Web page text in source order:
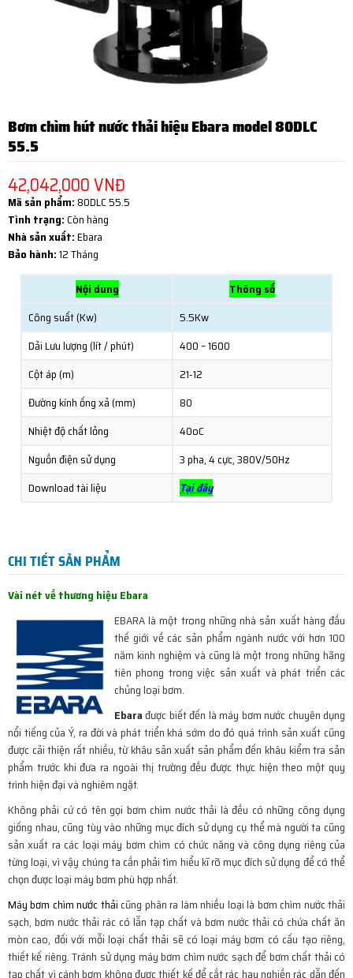
Bơm chìm hút nước thải hiệu Ebara model 80DLC
55.5
42,042,000 VNĐ
Mã sản phẩm:80DLC 55.5
Tình trạng:Còn hàng
Nhà sản xuất:Ebara
Bảo hành:12 Tháng
Nội dung
Thông số
Công suất (Kw)
5.5Kw
Dải Lưu lượng (lít / phút)
400 – 1600
Cột áp (m)
21-12
Đường kính ống xả (mm)
80
Nhiệt độ chất lỏng
40oC
Nguồn điện sử dụng
3 pha, 4 cực, 380V/50Hz
Download tài liệu
Tại đây
CHI TIẾT SẢN PHẨM
Vài nét về thương hiệu Ebara
EBARA là một trong những nhà sản xuất hàng đầu
thế giới về các sản phẩm ngành nước với hơn 100
năm kinh nghiệm và cũng là một trong những hãng
tiên phong trong việc sản xuất và phát triển các
chủng loại bơm.
Ebarađược biết đến là máy bơm nước chuyên dụng
nổi tiếng của Ý, ra đời và phát triển khá sớm do đó quá trình sản xuất cũng
được cải thiện rất nhiều, từ khâu sản xuất sản phẩm đến khâu kiểm tra sản
phẩm trước khi đưa ra ngoài thị trường đều được thực hiện theo một quy
trình hiện đại và nghiêm ngặt.
Không phải cứ có tên gọi bơm chìm nước thải là đều có những công dụng
giống nhau, cũng tùy vào những mục đích sử dụng cụ thể mà người ta cũng
sản xuất ra các loại máy bơm chìm có chức năng và công dụng riêng của
từng loại, vì vậy chúng ta cần phải tìm hiểu kĩ rõ mục đích sử dụng để có thể
chọn được loại máy bơm phù hợp nhất.
Máy bơm chìm nước thảicũng phân ra làm nhiều loại là bơm chìm nước thải
sạch, bơm nước thải rác có lẫn tạp chất và bơm nước thải có chứa chất ăn
mòn cao, đối với mỗi loại chất thải sẽ có loại máy bơm có cấu tạo riêng,
thiết kế riêng. Tránh sử dụng máy bơm chìm nước sạch để bơm chất thải có
tạp chất vì cánh bơm không được thiết kế để cắt rác hay nghiền rác dẫn đến